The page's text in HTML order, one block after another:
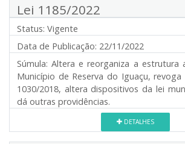
Lei 1185/2022
Status: Vigente
Data de Publicação: 22/11/2022
Súmula: Altera e reorganiza a estrutura
Município de Reserva do Iguaçu, revoga
1030/2018, altera dispositivos da lei
dá outras providências.
DETALHES